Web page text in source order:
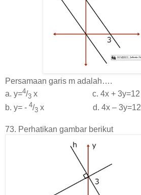
Persamaan garis m adalah….
a. y=4/3 x c. 4x + 3y=12
b. y= - 4/3 x d. 4x – 3y=12
73. Perhatikan gambar berikut